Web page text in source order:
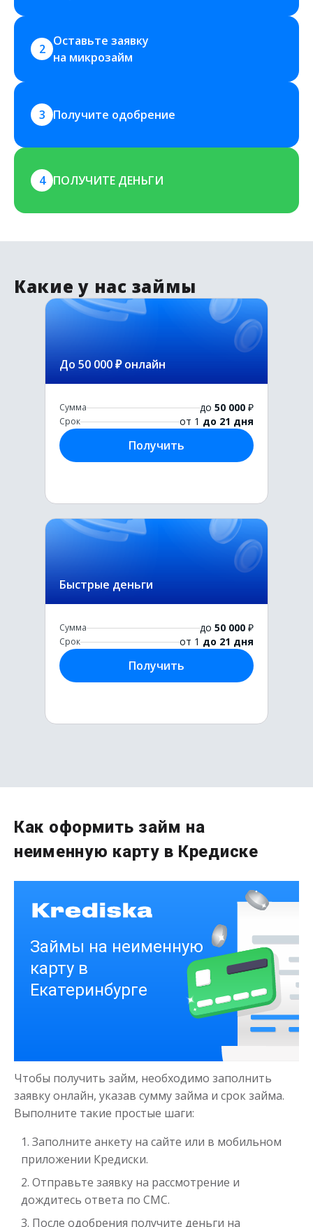
2
Оставьте заявку
на микрозайм
3 Получите одобрение
4 ПОЛУЧИТЕ ДЕНЬГИ
Какие у нас займы
До 50 000 ₽ онлайн
Сумма до 50 000 ₽
Срок от 1 до 21 дня
Получить
Быстрые деньги
Сумма до 50 000 ₽
Срок от 1 до 21 дня
Получить
Сумма до50 000₽
от 1до 21 дня
Получить
Срок от 1до 21 дня
Получить
Как оформить займ на
неименную карту в Кредиске
Чтобы получить займ, необходимо заполнить
заявку онлайн, указав сумму займа и срок займа.
Выполните такие простые шаги:
Заполните анкету на сайте или в мобильном
приложении Кредиски.
Отправьте заявку на рассмотрение и
дождитесь ответа по СМС.
После одобрения получите деньги на